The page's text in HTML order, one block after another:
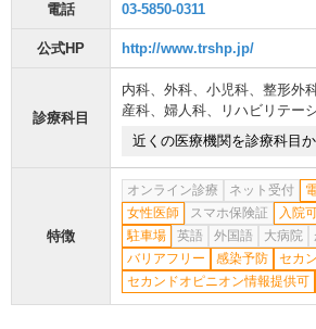
電話 03-5850-0311
公式HP http://www.trshp.jp/
診療科目
内科、 外科、 小児科、 整形外
産科、 婦人科、 リハビリテー
近くの医療機関を診療科目
特徴
オンライン診療 ネット受付
女性医師
スマホ保険証 入院
駐車場
英語 外国語 大病院
バリアフリー
感染予防
セカ
セカンドオピニオン情報提供可